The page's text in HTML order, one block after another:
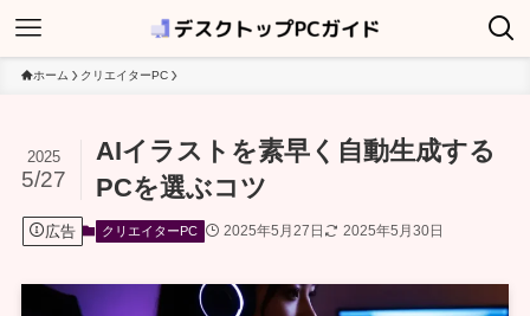
ホーム クリエイターPC
AIイラストを素早く自動生成する
PCを選ぶコツ
2025
5/27
広告 クリエイターPC 2025年5月27日 2025年5月30日